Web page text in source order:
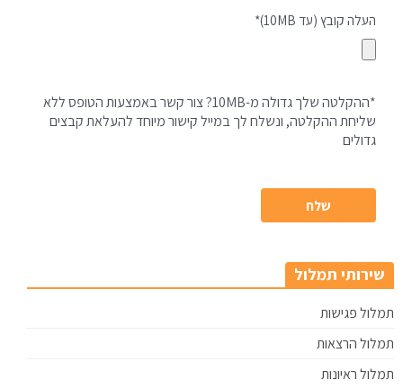
שירותי תמלול
תמלול פגישות
תמלול הרצאות
תמלול ראיונות
העלה קובץ (עד 10MB)*
*ההקלטה שלך גדולה מ-10MB? צור קשר באמצעות הטופס ללא
שליחת ההקלטה, ונשלח לך במייל קישור מיוחד להעלאת קבצים
גדולים